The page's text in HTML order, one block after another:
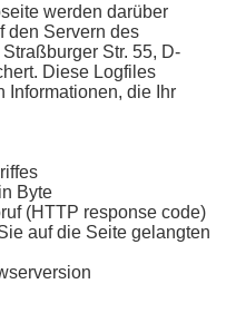
werden darüber
den Servern des
Str. 55, D-
Diese Logfiles
Informationen, die Ihr
Byte
(HTTP response code)
auf die Seite gelangten